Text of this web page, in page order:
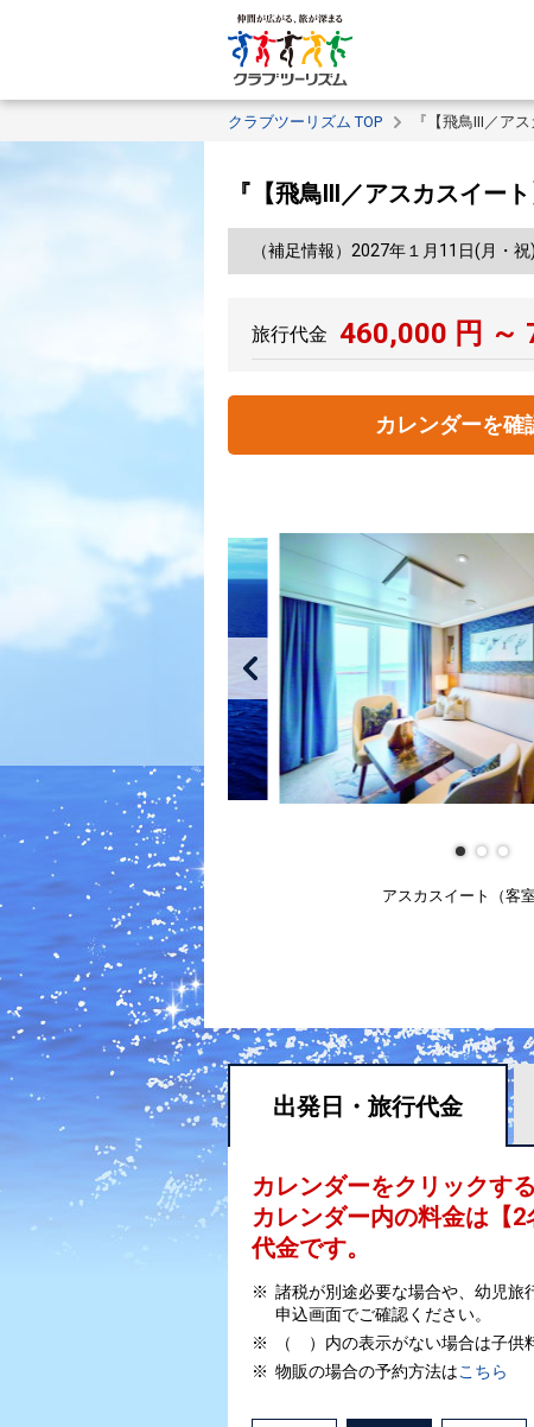
クラブツーリズム TOP 『【飛鳥III／ア
『【飛鳥III／アスカスイー
（補足情報）2027年１月11日(月・祝)
旅行代金 460,000 円 ～
カレンダーを確
アスカスイート（客室
出発日・ 旅行代金
カレンダーをクリックす
カレンダー内の料金は 【2
代金です。
諸税が別途必要な場合や、幼児旅
申込画面でご確認ください。
（ ）内の表示がない場合は子供
物販の場合の予約方法はこちら